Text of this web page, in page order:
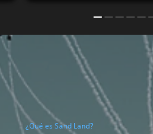
¿Qué es Sand Land?